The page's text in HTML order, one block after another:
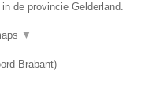
de provincie Gelderland.
▼
Brabant)